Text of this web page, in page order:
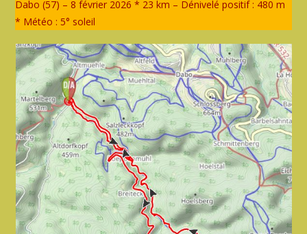
Dabo (57) – 8 février 2026 * 23 km – Dénivelé positif : 480 m
* Météo : 5° soleil